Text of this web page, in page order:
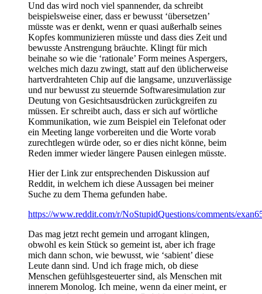
Und das wird noch viel spannender, da schreibt
beispielsweise einer, dass er bewusst ‘übersetzen’
müsste was er denkt, wenn er quasi außerhalb seines
Kopfes kommunizieren müsste und dass dies Zeit und
bewusste Anstrengung bräuchte. Klingt für mich
beinahe so wie die ‘rationale’ Form meines Aspergers,
welches mich dazu zwingt, statt auf den üblicherweise
hartverdrahteten Chip auf die langsame, unzuverlässige
und nur bewusst zu steuernde Softwaresimulation zur
Deutung von Gesichtsausdrücken zurückgreifen zu
müssen. Er schreibt auch, dass er sich auf wörtliche
Kommunikation, wie zum Beispiel ein Telefonat oder
ein Meeting lange vorbereiten und die Worte vorab
zurechtlegen würde oder, so er dies nicht könne, beim
Reden immer wieder längere Pausen einlegen müsste.
Hier der Link zur entsprechenden Diskussion auf
Reddit, in welchem ich diese Aussagen bei meiner
Suche zu dem Thema gefunden habe.
https://www.reddit.com/r/NoStupidQuestions/comments/
Das mag jetzt recht gemein und arrogant klingen,
obwohl es kein Stück so gemeint ist, aber ich frage
mich dann schon, wie bewusst, wie ‘sabient’ diese
Leute dann sind. Und ich frage mich, ob diese
Menschen gefühlsgesteuerter sind, als Menschen mit
innerem Monolog. Ich meine, wenn da einer meint, er